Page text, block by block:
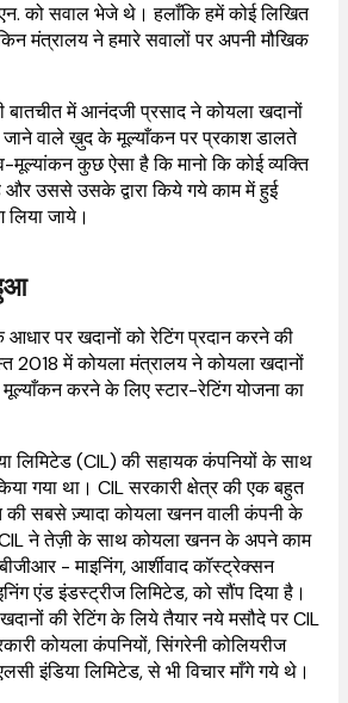
को सवाल भेजे थे। हलाँकि हमें कोई लिखित
मंत्रालय ने हमारे सवालों पर अपनी मौखिक
बातचीत में आनंदजी प्रसाद ने कोयला खदानों
जाने वाले ख़ुद के मूल्याँकन पर प्रकाश डालते
मूल्यांकन कुछ ऐसा है कि मानो कि कोई व्यक्ति
उससे उसके द्वारा किये गये काम में हुई
लिया जाये।
आधार पर खदानों को रेटिंग प्रदान करने की
2018 में कोयला मंत्रालय ने कोयला खदानों
मूल्याँकन करने के लिए स्टार-रेटिंग योजना का
लिमिटेड (CIL) की सहायक कंपनियों के साथ
गया था। CIL सरकारी क्षेत्र की एक बहुत
की सबसे ज़्यादा कोयला खनन वाली कंपनी के
CIL ने तेज़ी के साथ कोयला खनन के अपने काम
- माइनिंग, आर्शीवाद कॉस्ट्रेक्सन
एंड इंडस्ट्रीज लिमिटेड, को सौंप दिया है।
की रेटिंग के लिये तैयार नये मसौदे पर CIL
कोयला कंपनियों, सिंगरेनी कोलियरीज
इंडिया लिमिटेड, से भी विचार माँगे गये थे।